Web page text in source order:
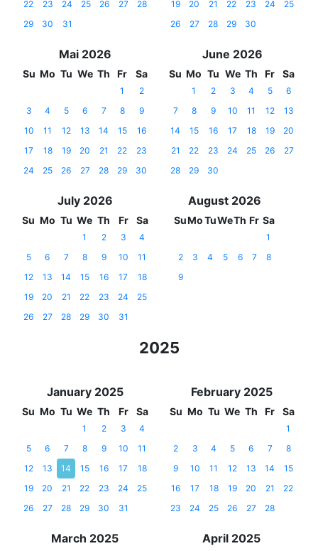
22 23 24 25 26 27
28
29
30 31
19 20 21 22 23 24
25
26
27 28 29 30
Mai 2026
Su Mo Tu We Th Fr Sa
1
2
3
4 5 6 7 8
9
10
11 12 13 14 15
16
17
18 19 20 21 22
23
24
25 26 27 28 29 30
June 2026
Su Mo Tu We Th Fr Sa
1 2 3 4 5
6
7
8 9 10 11 12
13
14
15 16 17 18 19
20
21
22 23 24 25 26
27
28
29 30
July 2026
Su Mo Tu We Th Fr Sa
1 2 3
4
5
6 7 8 9 10
11
12
13 14 15 16 17
18
19
20 21 22 23 24
25
26
27 28 29 30 31
August 2026
SuMoTuWeTh Fr Sa
1
2
3 4 5 6 7
8
9
2025
January 2025
Su Mo Tu We Th Fr Sa
1 2 3
4
5
6 7 8 9 10
11
12
13 14 15 16 17
18
19
20 21 22 23 24
25
26
27 28 29 30 31
February 2025
Su Mo Tu We Th Fr Sa
1
2
3 4 5 6 7
8
9
10 11 12 13 14
15
16
17 18 19 20 21
22
23
24 25 26 27 28
March 2025 April 2025